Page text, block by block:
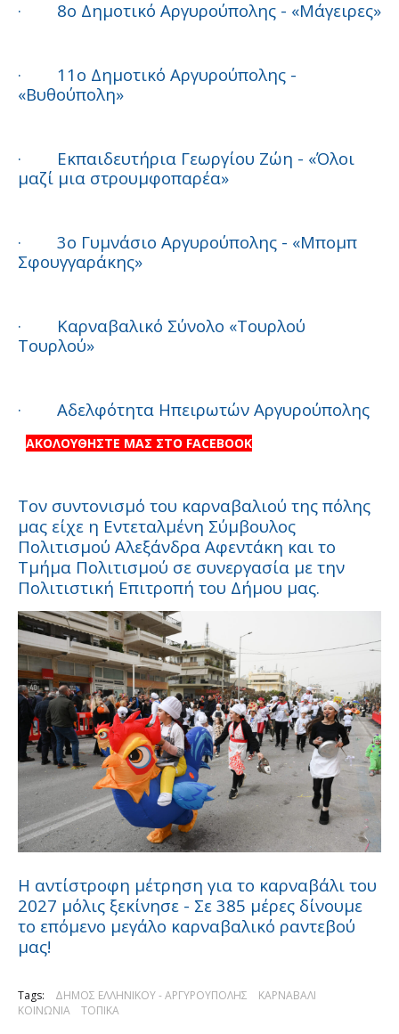
· 8ο Δημοτικό Αργυρούπολης - «Μάγειρες»
·
11ο Δημοτικό Αργυρούπολης -
«Βυθούπολη»
·
Εκπαιδευτήρια Γεωργίου Ζώη - «Όλοι
μαζί μια στρουμφοπαρέα»
·
3ο Γυμνάσιο Αργυρούπολης - «Μπομπ
Σφουγγαράκης»
·
Καρναβαλικό Σύνολο «Τουρλού
Τουρλού»
· Αδελφότητα Ηπειρωτών Αργυρούπολης
ΑΚΟΛΟΥΘΗΣΤΕ ΜΑΣ ΣΤΟ FACEBOOK
Τον συντονισμό του καρναβαλιού της πόλης
μας είχε η Εντεταλμένη Σύμβουλος
Πολιτισμού Αλεξάνδρα Αφεντάκη και το
Τμήμα Πολιτισμού σε συνεργασία με την
Πολιτιστική Επιτροπή του Δήμου μας.
Η αντίστροφη μέτρηση για το καρναβάλι του
2027 μόλις ξεκίνησε - Σε 385 μέρες δίνουμε
το επόμενο μεγάλο καρναβαλικό ραντεβού
μας!
Tags: ΔΗΜΟΣ ΕΛΛΗΝΙΚΟΥ - ΑΡΓΥΡΟΥΠΟΛΗΣ
ΚΑΡΝΑΒΑΛΙ
ΚΟΙΝΩΝΙΑ
ΤΟΠΙΚΑ